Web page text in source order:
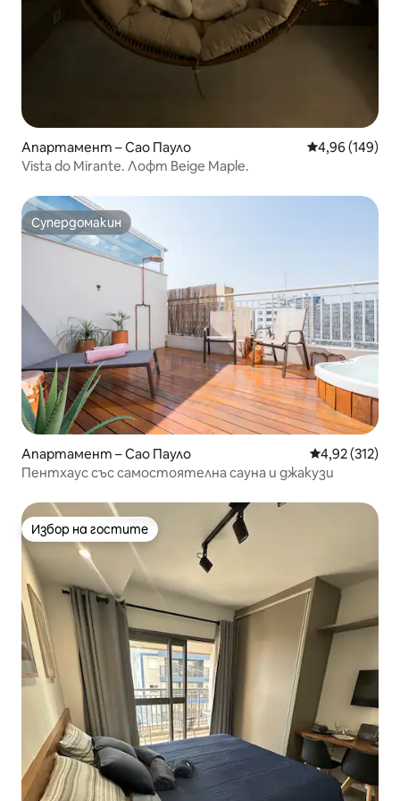
Апартамент – Сао Пауло Средна
4,96 (149)
Vista do Mirante. Лофт Beige Maple.
Супердомакин
Супердомакин
Апартамент – Сао Пауло Средна
4,92 (312)
Пентхаус със самостоятелна сауна и джакузи
Избор на гостите
Избор на гостите